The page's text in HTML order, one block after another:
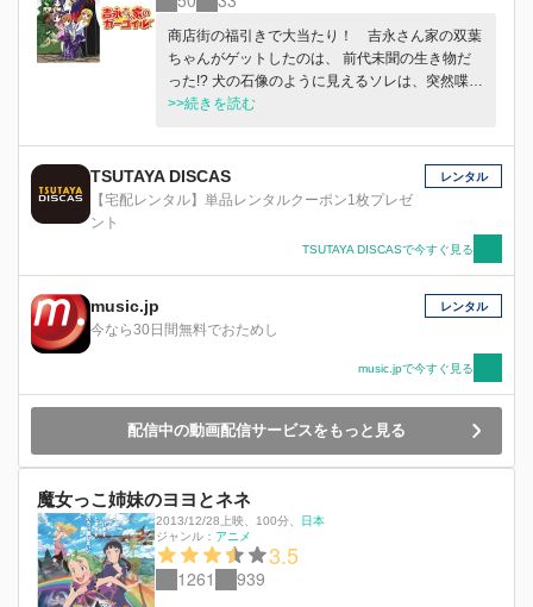
商店街の福引きで大当たり！ 吉永さん家の双葉
ちゃんがゲットしたのは、 前代未聞の生き物だ
った!? 犬の石像のように見えるソレは、突然喋り
だすわ、石より硬いわ、あげく自分を 「吉永家
状態。双葉ちゃんは、 提供した店に突っ返そう
とアンティーク屋「兎轉舎（とてんしゃ）」に乗
り込む。 そこには青龍刀を持ったちょいと物騒
>>続きを読む
TSUTAYA DISCAS
【宅配レンタル】単品レンタルクーポン1枚プレゼ
ント
レンタル
TSUTAYA DISCASで今すぐ見る
music.jp
今なら30日間無料でおためし
レンタル
music.jpで今すぐ見る
配信中の動画配信サービスをもっと見る
魔女っこ姉妹のヨヨとネネ
2013/12/28上映 100分
日本
ジャンル： アニメ
3.5
1261 939